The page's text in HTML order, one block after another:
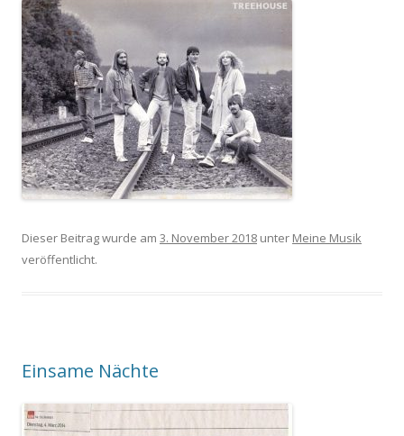
Dieser Beitrag wurde am 3. November 2018 unter Meine Musik
veröffentlicht.
Einsame Nächte